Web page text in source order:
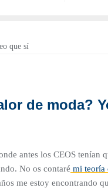
de moda?
antes los CEOS tenían
No os contaré mi teoría
me estoy encontrando